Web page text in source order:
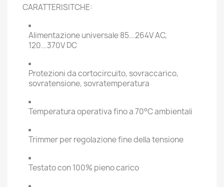
CARATTERISITCHE:
Alimentazione universale 85...264V AC,
120...370V DC
Protezioni da cortocircuito, sovraccarico,
sovratensione, sovratemperatura
Temperatura operativa fino a 70°C ambientali
Trimmer per regolazione fine della tensione
Testato con 100% pieno carico